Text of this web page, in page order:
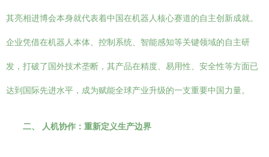
其亮相进博会本身就代表着中国在机器人核心赛道的自主创新成就。
企业凭借在机器人本体、控制系统、智能感知等关键领域的自主研
发，打破了国外技术垄断，其产品在精度、易用性、安全性等方面已
达到国际先进水平，成为赋能全球产业升级的一支重要中国力量。
二、 人机协作：重新定义生产边界